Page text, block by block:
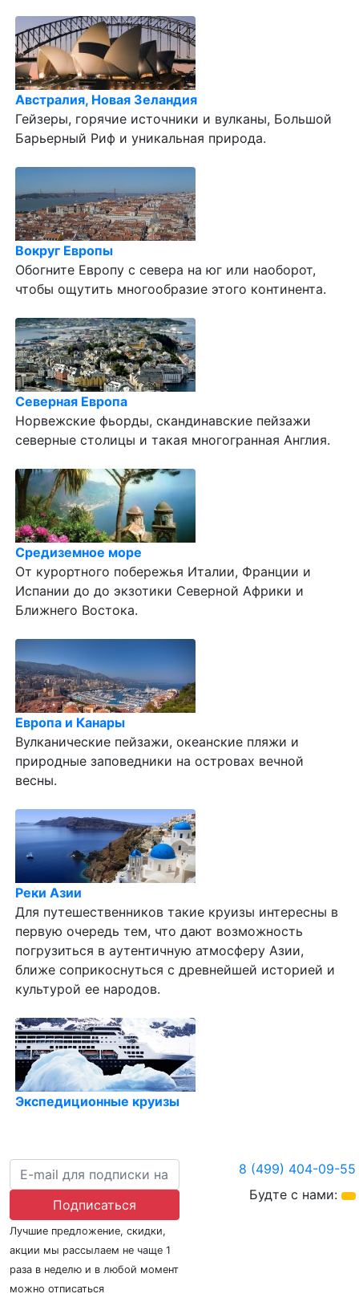
Австралия, Новая Зеландия
Гейзеры, горячие источники и вулканы, Большой
Барьерный Риф и уникальная природа.
Вокруг Европы
Обогните Европу с севера на юг или наоборот,
чтобы ощутить многообразие этого континента.
Северная Европа
Норвежские фьорды, скандинавские пейзажи
северные столицы и такая многогранная Англия.
Средиземное море
От курортного побережья Италии, Франции и
Испании до до экзотики Северной Африки и
Ближнего Востока.
Европа и Канары
Вулканические пейзажи, океанские пляжи и
природные заповедники на островах вечной
весны.
Реки Азии
Для путешественников такие круизы интересны в
первую очередь тем, что дают возможность
погрузиться в аутентичную атмосферу Азии,
ближе соприкоснуться с древнейшей историей и
культурой ее народов.
Экспедиционные круизы
Подписаться
Лучшие предложение, скидки,
акции мы рассылаем не чаще 1
раза в неделю и в любой момент
можно отписаться
8 (499) 404-09-55
Будте с нами: